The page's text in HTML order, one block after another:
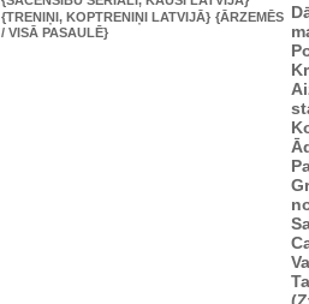
{TRENIŅI, KOPTRENIŅI LATVIJĀ} {ĀRZEMĒS
/ VISĀ PASAULĒ}